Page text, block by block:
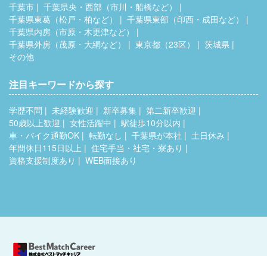
千葉市
千葉県央・西部（市川・船橋など）
千葉県東葛（松戸・柏など）
千葉県東部（印西・成田など）
千葉県内房（市原・木更津など）
千葉県外房（茂原・大網など）
東京都（23区）
茨城県
その他
注目キーワードから探す
学歴不問 未経験歓迎 新卒募集
第二新卒歓迎
50歳以上歓迎
女性活躍中
駅徒歩10分以内
車・バイク通勤OK
転勤なし 千葉県が本社
土日休み
年間休日115日以上
住宅手当・社宅・寮あり
資格支援制度あり
WEB面接あり